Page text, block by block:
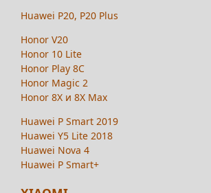
Huawei P20, P20 Plus
Honor V20
Honor 10 Lite
Honor Play 8C
Honor Magic 2
Honor 8X и 8X Max
Huawei P Smart 2019
Huawei Y5 Lite 2018
Huawei Nova 4
Huawei P Smart+